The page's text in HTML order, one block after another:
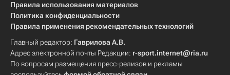
Правила использования материалов
Политика конфиденциальности
Правила применения рекомендательных технологий
Главный редактор: Гаврилова А.В.
Адрес электронной почты Редакции: r-sport.internet@ria.ru
По вопросам размещения пресс-релизов и рекламы